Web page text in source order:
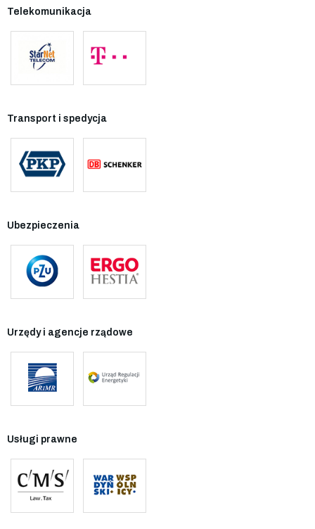
Telekomunikacja
Transport i spedycja
Ubezpieczenia
Urzędy i agencje rządowe
Usługi prawne